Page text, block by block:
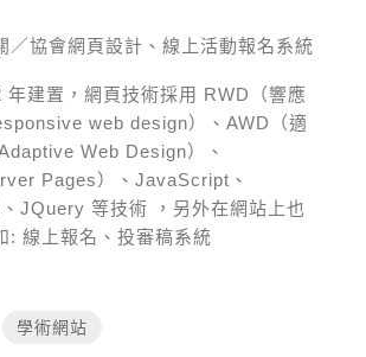
／協會網頁設計、線上活動報名系統
年建置，網頁技術採用 RWD（響應
web design）、AWD（適
Web Design）、
Pages）、JavaScript、
JQuery 等技術
，另外在網站上也
:線上報名、投審稿系統
學術網站